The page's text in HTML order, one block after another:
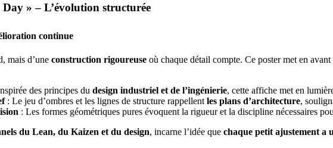
» – L’évolution structurée
continue
mais d’une construction rigoureuse où chaque détail compte. Ce poster met en avant
des principes du design industriel et de l’ingénierie, cette affiche met en
: Le jeu d’ombres et les lignes de structure rappellent les plans d’architecture,
: Les formes géométriques pures évoquent la rigueur et la discipline nécessaires
du Lean, du Kaizen et du design, incarne l’idée que chaque petit ajustement a